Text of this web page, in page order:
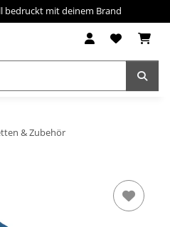
bedruckt mit deinem Brand
& Zubehör